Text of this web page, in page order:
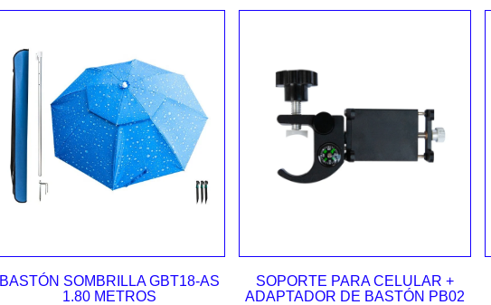
Vista rápida
BASTÓN SOMBRILLA GBT18-AS
1.80 METROS
Vista rápida
SOPORTE PARA CELULAR +
ADAPTADOR DE BASTÓN PB02